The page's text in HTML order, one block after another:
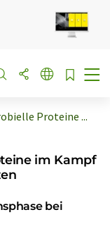
Proteine ...
im Kampf
bei